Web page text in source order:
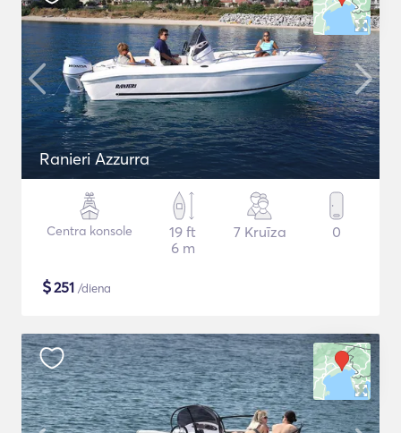
Ranieri Azzurra
Centra konsole
19 ft
6 m
7 Kruīza 0
$251 /diena